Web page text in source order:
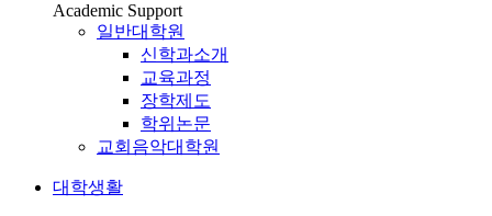
Academic Support
일반대학원
신학과소개
교육과정
장학제도
학위논문
교회음악대학원
대학생활